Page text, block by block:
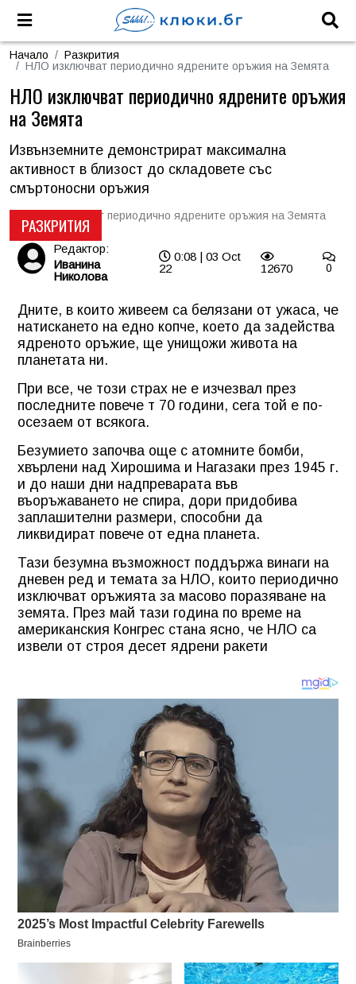
Начало
Разкрития
НЛО изключват периодично ядрените оръжия на Земята
РАЗКРИТИЯ
НЛО изключват периодично ядрените оръжия
на Земята
Извънземните демонстрират максимална
активност в близост до складовете със
смъртоносни оръжия
Редактор:
Иванина
Николова
0:08 | 03 Oct
22
12670 0
Дните, в които живеем са белязани от ужаса, че
натискането на едно копче, което да задейства
ядреното оръжие, ще унищожи живота на
планетата ни.
При все, че този страх не е изчезвал през
последните повече т 70 години, сега той е по-
осезаем от всякога.
Безумието започва още с атомните бомби,
хвърлени над Хирошима и Нагазаки през 1945 г.
и до наши дни надпреварата във
въоръжаването не спира, дори придобива
заплашителни размери, способни да
ликвидират повече от една планета.
Тази безумна възможност поддържа винаги на
дневен ред и темата за НЛО, които периодично
изключват оръжията за масово поразяване на
земята. През май тази година по време на
американския Конгрес стана ясно, че НЛО са
извели от строя десет ядрени ракети